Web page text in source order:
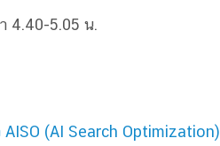
4.40-5.05 น.
AISO (AI Search Optimization)